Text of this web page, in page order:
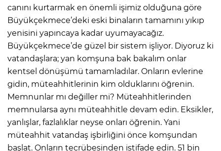
canını kurtarmak en önemli işimiz olduğuna göre
Büyükçekmece’deki eski binaların tamamını yıkıp
yenisini yapıncaya kadar uyumayacağız.
Büyükçekmece’de güzel bir sistem işliyor. Diyoruz ki
vatandaşlara; yan komşuna bak bakalım onlar
kentsel dönüşümü tamamladılar. Onların evlerine
gidin, müteahhitlerinin kim olduklarını öğrenin.
Memnunlar mı değiller mi? Müteahhitlerinden
memnularsa aynı müteahhitle devam edin. Eksikler,
yanlışlar, fazlalıklar neyse onları öğrenin. Yani
müteahhit vatandaş işbirliğini önce komşundan
başlat. Onların tecrübesinden istifade edin. 51 bin